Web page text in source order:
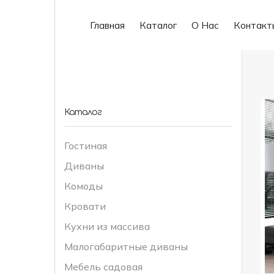
Главная Каталог О Нас
Каталог
Гостиная
Диваны
Комоды
Кровати
Кухни из массива
Малогабаритные диваны
Мебель садовая